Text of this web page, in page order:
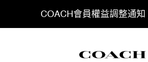
COACH會員權益調整通知